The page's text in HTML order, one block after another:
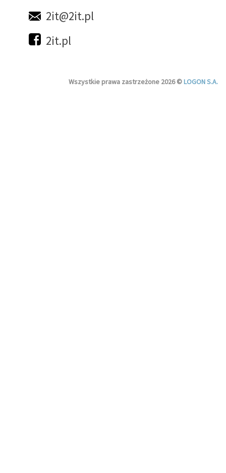
2it@2it.pl
2it.pl
Wszystkie prawa zastrzeżone 2026 ©LOGON S.A.